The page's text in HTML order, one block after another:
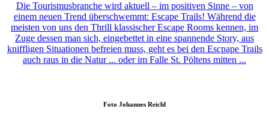
Die Tourismusbranche wird aktuell – im positiven Sinne – von
einem neuen Trend überschwemmt: Escape Trails! Während die
meisten von uns den Thrill klassischer Escape Rooms kennen, im
Zuge dessen man sich, eingebettet in eine spannende Story, aus
kniffligen Situationen befreien muss, geht es bei den Escpape Trails
auch raus in die Natur ... oder im Falle St. Pöltens mitten ...
Foto Johannes Reichl